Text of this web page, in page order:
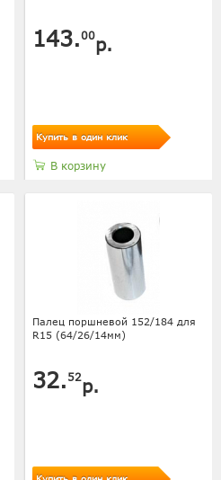
143.00р.
Купить в один клик
В корзину
Палец поршневой 152/184 для
R15 (64/26/14мм)
32. 52р.